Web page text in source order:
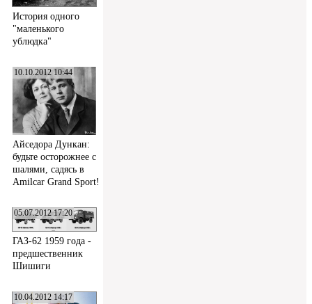
История одного
"маленького
ублюдка"
10.10.2012 10:44
Айседора Дункан:
будьте осторожнее с
шалями, садясь в
Amilcar Grand Sport!
05.07.2012 17:20
ГАЗ-62 1959 года -
предшественник
Шишиги
10.04.2012 14:17